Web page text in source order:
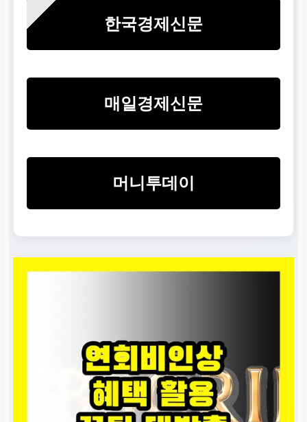
한국경제신문
매일경제신문
머니투데이